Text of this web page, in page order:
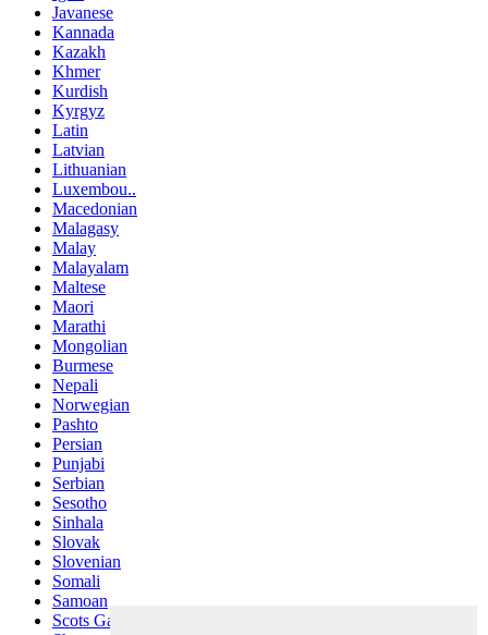
Javanese
Kannada
Kazakh
Khmer
Kurdish
Kyrgyz
Latin
Latvian
Lithuanian
Luxembou..
Macedonian
Malagasy
Malay
Malayalam
Maltese
Maori
Marathi
Mongolian
Burmese
Nepali
Norwegian
Pashto
Persian
Punjabi
Serbian
Sesotho
Sinhala
Slovak
Slovenian
Somali
Samoan
Scots Gaelic